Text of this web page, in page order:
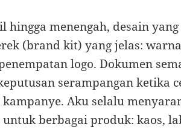
hingga menengah, desain
(brand kit) yang jelas:
logo. Dokumen
serampangan ketika
Aku selalu
berbagai produk: kaos,